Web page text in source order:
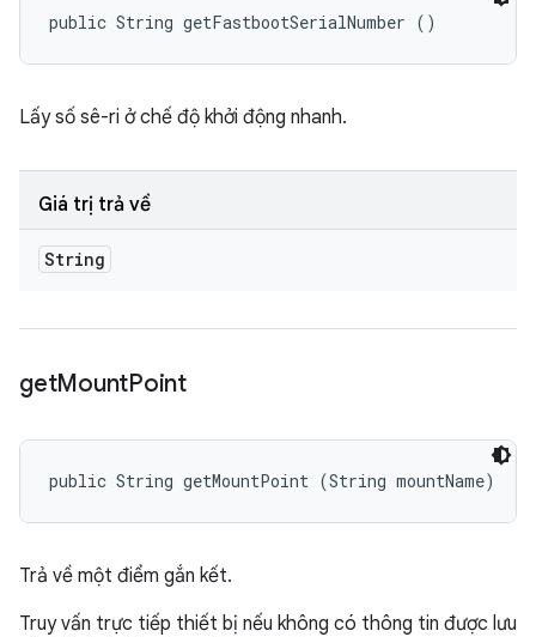
public String getFastbootSerialNumber ()
Lấy số sê-ri ở chế độ khởi động nhanh.
Giá trị trả về
String
getMountPoint
public String getMountPoint (String mountName)
Trả về một điểm gắn kết.
Truy vấn trực tiếp thiết bị nếu không có thông tin được lưu